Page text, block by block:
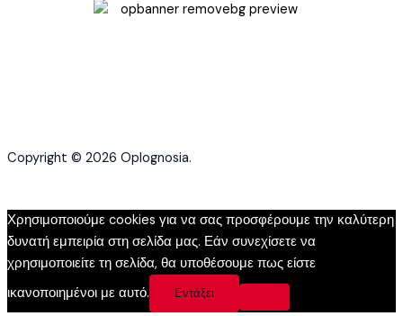
Copyright © 2026 Oplognosia.
Χρησιμοποιούμε cookies για να σας προσφέρουμε την καλύτερη
δυνατή εμπειρία στη σελίδα μας. Εάν συνεχίσετε να
χρησιμοποιείτε τη σελίδα, θα υποθέσουμε πως είστε
ικανοποιημένοι με αυτό.
Εντάξει